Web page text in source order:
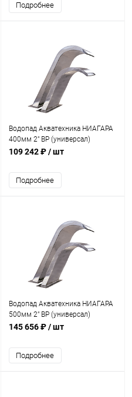
Подробнее
Водопад Акватехника НИАГАРА
400мм 2" ВР (универсал)
(AT01.11)
109 242 ₽/ шт
Подробнее
Водопад Акватехника НИАГАРА
500мм 2" ВР (универсал)
(AT01.12)
145 656 ₽/ шт
Подробнее